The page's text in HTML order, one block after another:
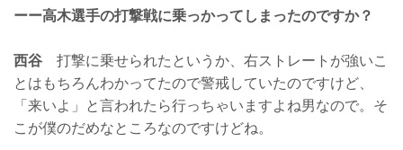
ーー高木選手の打撃戦に乗っかってしまったのですか？
西谷 打撃に乗せられたというか、右ストレートが強いこ
とはもちろんわかってたので警戒していたのですけど、
「来いよ」と言われたら行っちゃいますよね男なので。そ
こが僕のだめなところなのですけどね。